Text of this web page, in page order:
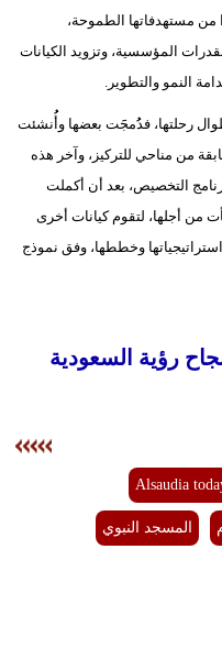
من مستهدفاتها الطموحة،
المؤسسية، وتزويد الكيانات
النمو والتطوير.
رحلتها، فدُُمجََت بعضها وأُُنشئت
من مناحي للتركيز، وآخر هذه
التخصيص، بعد أن أكملت
من أجلها، لتقوم كيانات أخرى
وخططها، وفق نموذج
رؤية السعودية
Alsaudia
المسجد النبوي